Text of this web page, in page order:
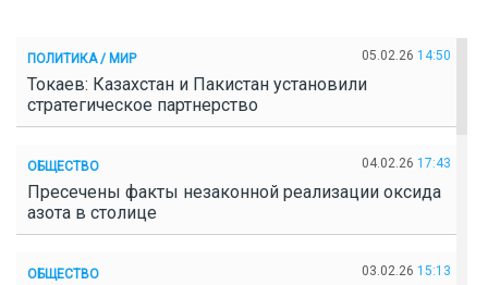
ПОЛИТИКА / МИР 05.02.26 14:50
Токаев: Казахстан и Пакистан установили
стратегическое партнерство
ОБЩЕСТВО 04.02.26 17:43
Пресечены факты незаконной реализации оксида
азота в столице
ОБЩЕСТВО 03.02.26 15:13